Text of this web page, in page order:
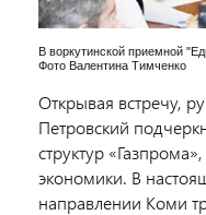
В воркутинской приемной
Фото Валентина Тимченко
Открывая встречу,
Петровский
структур
экономики. В
направлении Коми